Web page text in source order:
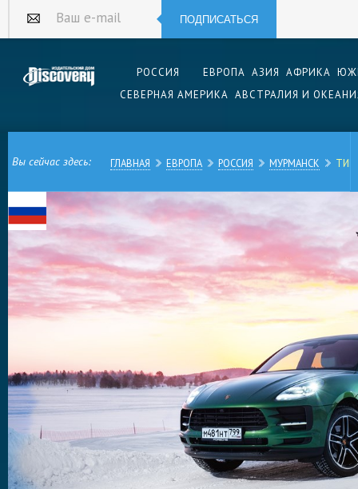
Ваш e-mail ПОДПИСАТЬСЯ
РОССИЯ ЕВРОПА АЗИЯ АФРИКА
СЕВЕРНАЯ АМЕРИКА АВСТРАЛИЯ И
Вы сейчас здесь: ГЛАВНАЯ ЕВРОПА РОССИЯ МУРМАНСК